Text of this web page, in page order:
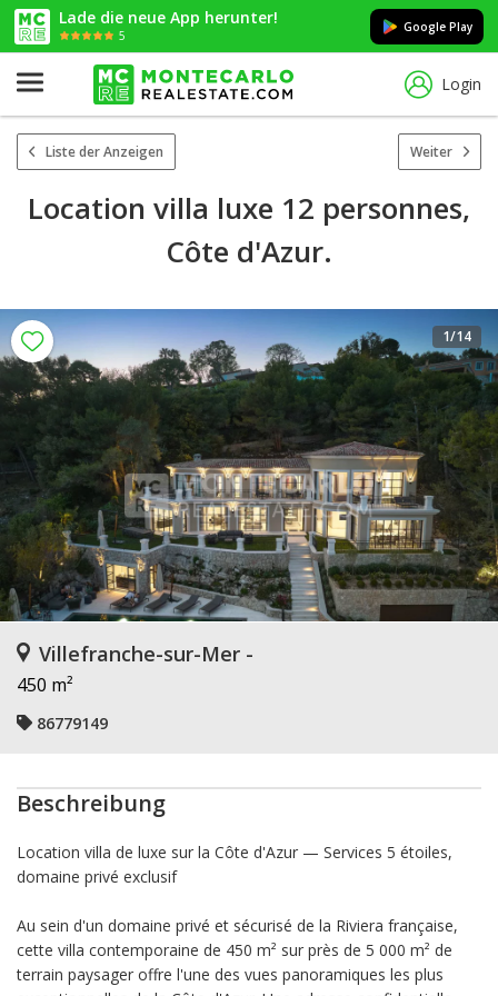
Lade die neue App herunter!
5
Google Play
Login
Liste der Anzeigen Weiter
Location villa luxe 12 personnes,
Côte d'Azur.
1/14
Villefranche-sur-Mer -
450 m²
86779149
Beschreibung
Location villa de luxe sur la Côte d'Azur — Services 5 étoiles,
domaine privé exclusif
Au sein d'un domaine privé et sécurisé de la Riviera française,
cette villa contemporaine de 450 m² sur près de 5 000 m² de
terrain paysager offre l'une des vues panoramiques les plus